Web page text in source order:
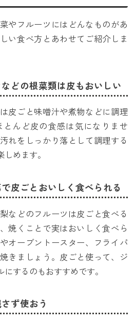
やフルーツにはどんなものがあ
い食べ方とあわせてご紹介しま
どの根菜類は皮もおいしい
皮ごと味噌汁や煮物などに調理
とんど皮の食感は気になりませ
れをしっかり落として調理する
めます。
皮ごとおいしく食べられる
などのフルーツは皮ごと食べる
焼くことで実はおいしく食べら
オーブントースター、フライパ
きましょう。皮ごと使って、ジ
するのもおすすめです。
ず使おう